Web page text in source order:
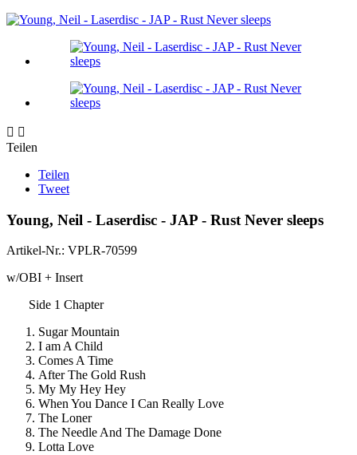
 
Teilen
Teilen
Tweet
Young, Neil - Laserdisc - JAP - Rust Never sleeps
Artikel-Nr.: VPLR-70599
w/OBI + Insert
Side 1 Chapter
Sugar Mountain
I am A Child
Comes A Time
After The Gold Rush
My My Hey Hey
When You Dance I Can Really Love
The Loner
The Needle And The Damage Done
Lotta Love